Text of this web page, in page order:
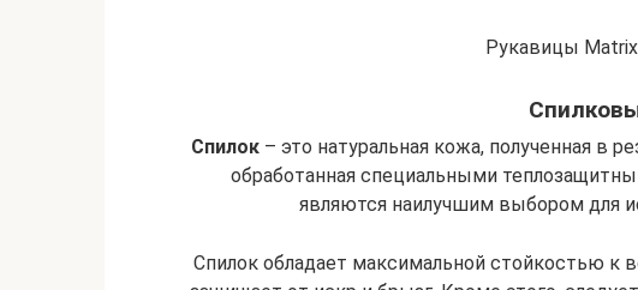
Рукавицы
Спилок – это натуральная кожа, полученная в
обработанная специальными
являются наилучшим выбором для
Спилок обладает максимальной стойкостью к